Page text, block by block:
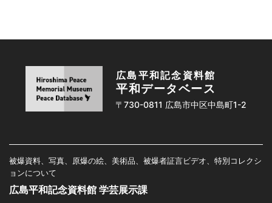
広島平和記念資料館
平和データベース
〒730-0811 広島市中区中島町1-2
被爆資料、写真、原爆の絵、美術品、被爆者証言ビデオ、特別コレクシ
ョンについて
広島平和記念資料館 学芸展示課